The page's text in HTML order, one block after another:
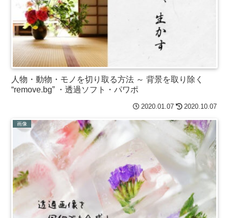
人物・動物・モノを切り取る方法 ～ 背景を取り除く
“remove.bg” ・透過ソフト・パワポ
2020.01.07 2020.10.07
画像